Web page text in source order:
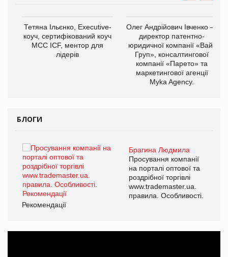
Тетяна Ільєнко, Executive-
коуч, сертифікований коуч
МСС ICF, ментор для
лідерів
Олег Андрійович Івченко —
директор патентно-
юридичної компанії «Вайз
Груп», консалтингової
компанії «Парето» та
маркетингової агенції
Myka Agency.
БЛОГИ
Брагина Людмила
Просування компанії
на порталі оптової та
роздрібної торгівлі
www.trademaster.ua.
правила. Особливості.
Рекомендації